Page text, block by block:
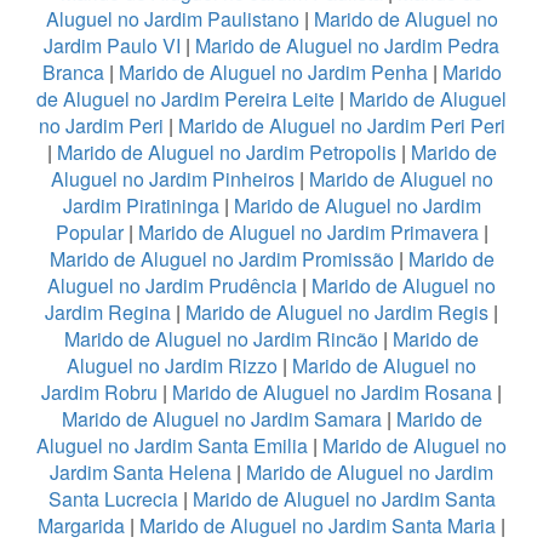
Aluguel no Jardim Paulistano| Marido de Aluguel no
Jardim Paulo VI | Marido de Aluguel no Jardim Pedra
Branca| Marido de Aluguel no Jardim Penha| Marido
de Aluguel no Jardim Pereira Leite | Marido de Aluguel
no Jardim Peri | Marido de Aluguel no Jardim Peri Peri
| Marido de Aluguel no Jardim Petropolis| Marido de
Aluguel no Jardim Pinheiros| Marido de Aluguel no
Jardim Piratininga| Marido de Aluguel no Jardim
Popular| Marido de Aluguel no Jardim Primavera|
Marido de Aluguel no Jardim Promissão| Marido de
Aluguel no Jardim Prudência | Marido de Aluguel no
Jardim Regina | Marido de Aluguel no Jardim Regis |
Marido de Aluguel no Jardim Rincão | Marido de
Aluguel no Jardim Rizzo | Marido de Aluguel no
Jardim Robru | Marido de Aluguel no Jardim Rosana |
Marido de Aluguel no Jardim Samara| Marido de
Aluguel no Jardim Santa Emilia | Marido de Aluguel no
Jardim Santa Helena | Marido de Aluguel no Jardim
Santa Lucrecia| Marido de Aluguel no Jardim Santa
Margarida | Marido de Aluguel no Jardim Santa Maria |